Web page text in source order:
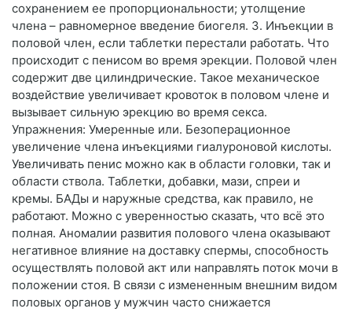
сохранением ее пропорциональности; утолщение
члена – равномерное введение биогеля. 3. Инъекции в
половой член, если таблетки перестали работать. Что
происходит с пенисом во время эрекции. Половой член
содержит две цилиндрические. Такое механическое
воздействие увеличивает кровоток в половом члене и
вызывает сильную эрекцию во время секса.
Упражнения: Умеренные или. Безоперационное
увеличение члена инъекциями гиалуроновой кислоты.
Увеличивать пенис можно как в области головки, так и
области ствола. Таблетки, добавки, мази, спреи и
кремы. БАДы и наружные средства, как правило, не
работают. Можно с уверенностью сказать, что всё это
полная. Аномалии развития полового члена оказывают
негативное влияние на доставку спермы, способность
осуществлять половой акт или направлять поток мочи в
положении стоя. В связи с измененным внешним видом
половых органов у мужчин часто снижается